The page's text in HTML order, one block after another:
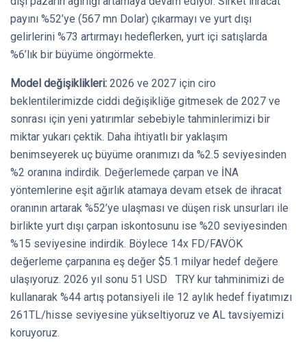
payını %52’ye (567 mn Dolar) çıkarmayı ve yurt dışı
gelirlerini %73 artırmayı hedeflerken, yurt içi satışlarda
%6’lık bir büyüme öngörmekte.
Model değişiklikleri: 2026 ve 2027 için ciro
beklentilerimizde ciddi değişikliğe gitmesek de 2027 ve
sonrası için yeni yatırımlar sebebiyle tahminlerimizi bir
miktar yukarı çektik. Daha ihtiyatlı bir yaklaşım
benimseyerek uç büyüme oranımızı da %2.5 seviyesinden
%2 oranına indirdik. Değerlemede çarpan ve İNA
yöntemlerine eşit ağırlık atamaya devam etsek de ihracat
oranının artarak %52’ye ulaşması ve düşen risk unsurları ile
birlikte yurt dışı çarpan iskontosunu ise %20 seviyesinden
%15 seviyesine indirdik. Böylece 14x FD/FAVÖK
değerleme çarpanına eş değer $5.1 milyar hedef değere
ulaşıyoruz. 2026 yıl sonu 51 USD TRY kur tahminimizi de
kullanarak %44 artış potansiyeli ile 12 aylık hedef fiyatımızı
261TL/hisse seviyesine yükseltiyoruz ve AL tavsiyemizi
koruyoruz.